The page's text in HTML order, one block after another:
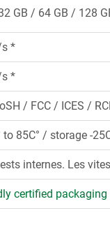
GB 64 GB 128
*
*
/ FCC / ICES /
to 85C° / storage -
internes. Les
certified packaging